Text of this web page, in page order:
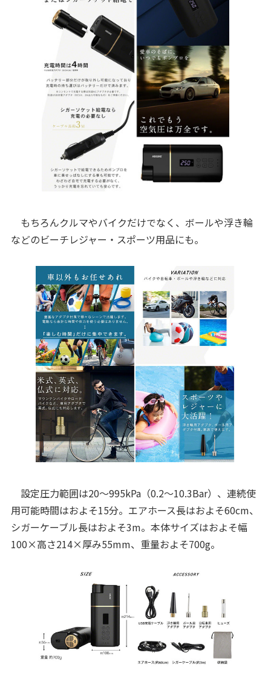
もちろんクルマやバイクだけでなく、ボールや浮き輪
などのビーチレジャー・スポーツ用品にも。
設定圧力範囲は20～995kPa（0.2～10.3Bar）、連続使
用可能時間はおよそ15分。エアホース長はおよそ60cm、
シガーケーブル長はおよそ3m。本体サイズはおよそ幅
100×高さ214×厚み55mm、重量およそ700g。